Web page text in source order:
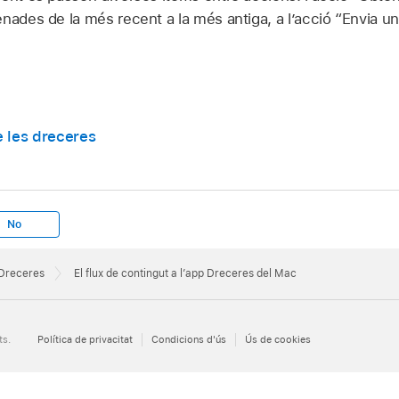
de la més recent a la més antiga, a l’acció “Envia
les dreceres
No
El flux de contingut a l’app Dreceres del Mac
Política de privacitat Condicions d'ús Ús de cookies